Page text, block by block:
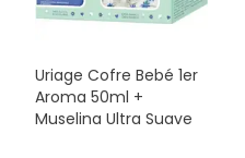
Uriage Cofre Bebé 1er
Aroma 50ml +
Muselina Ultra Suave